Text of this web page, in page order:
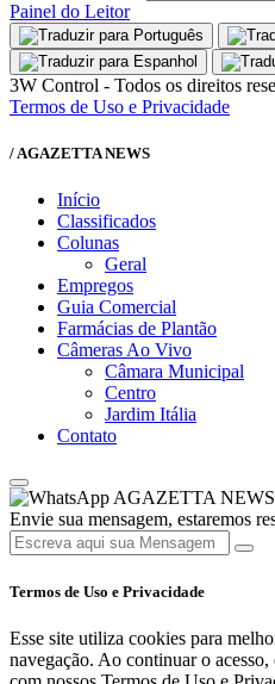
Painel do Leitor
3W Control - Todos os direitos
Termos de Uso e Privacidade
/ AGAZETTA NEWS
Início
Classificados
Colunas
Geral
Empregos
Guia Comercial
Farmácias de Plantão
Câmeras Ao Vivo
Câmara Municipal
Centro
Jardim Itália
Contato
AGAZETTA NEWS
Envie sua mensagem, estaremos
Termos de Uso e Privacidade
Esse site utiliza cookies para
navegação. Ao continuar o